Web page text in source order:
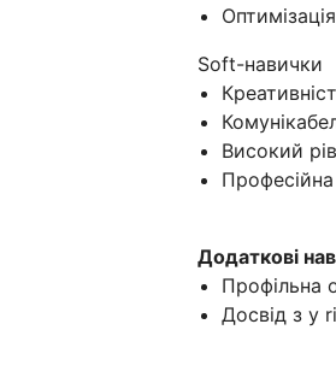
Soft-навички
Високий
Додаткові
Профільна
Досвід з у